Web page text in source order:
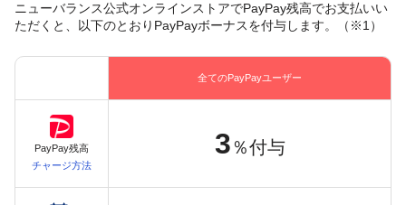
ニューバランス公式オンラインストアでPayPay残高でお支払いい
ただくと、以下のとおりPayPayボーナスを付与します。（※1）
全てのPayPayユーザー
PayPay残高
チャージ方法
3 ％付与